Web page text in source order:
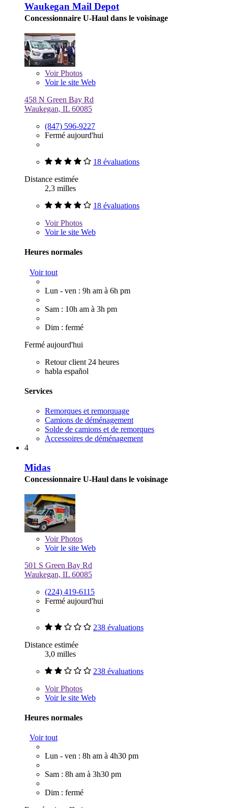
Waukegan Mail Depot
Concessionnaire U-Haul dans le voisinage
VoirPhotos
Voir le site Web
458 N Green Bay Rd
Waukegan, IL 60085
(847) 596-9227
Fermé aujourd'hui
18 évaluations
Distance estimée
2,3 milles
18 évaluations
VoirPhotos
Voir le site Web
Heures normales
Voir tout
Lun - ven : 9h am à 6h pm
Sam : 10h am à 3h pm
Dim : fermé
Fermé aujourd'hui
Retour client 24 heures
habla español
Services
Remorques et remorquage
Camions de déménagement
Solde de camions et de remorques
Accessoires de déménagement
4
Midas
Concessionnaire U-Haul dans le voisinage
VoirPhotos
Voir le site Web
501 S Green Bay Rd
Waukegan, IL 60085
(224) 419-6115
Fermé aujourd'hui
238 évaluations
Distance estimée
3,0 milles
238 évaluations
VoirPhotos
Voir le site Web
Heures normales
Voir tout
Lun - ven : 8h am à 4h30 pm
Sam : 8h am à 3h30 pm
Dim : fermé